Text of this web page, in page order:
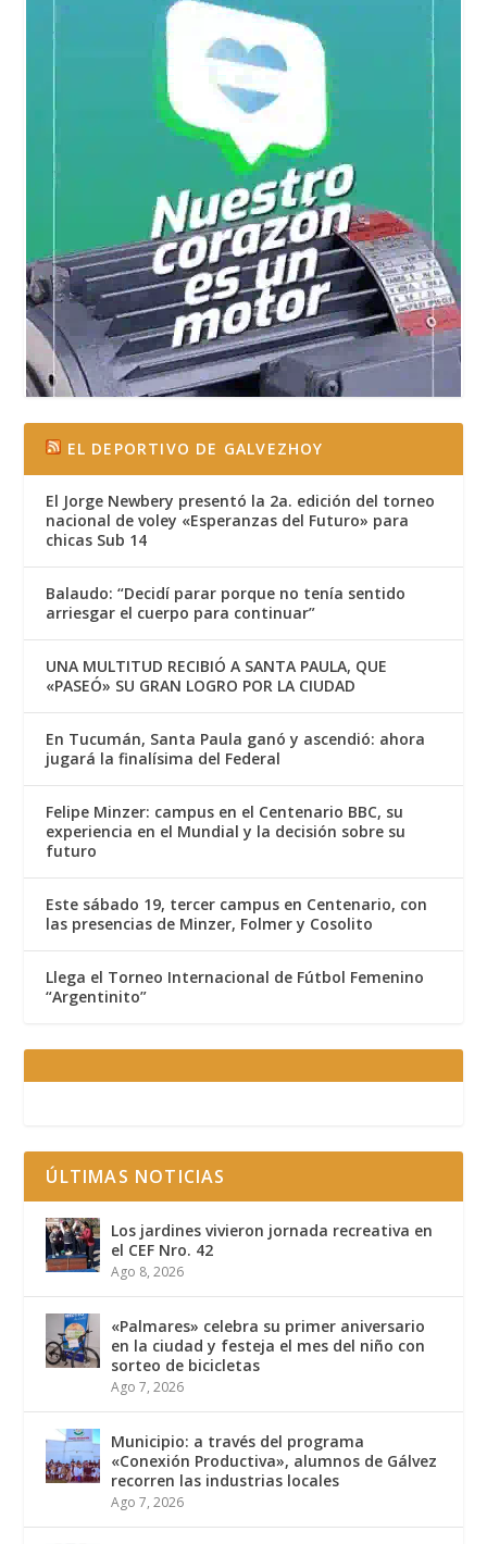
EL DEPORTIVO DE GALVEZHOY
El Jorge Newbery presentó la 2a. edición del torneo
nacional de voley «Esperanzas del Futuro» para
chicas Sub 14
Balaudo: “Decidí parar porque no tenía sentido
arriesgar el cuerpo para continuar”
UNA MULTITUD RECIBIÓ A SANTA PAULA, QUE
«PASEÓ» SU GRAN LOGRO POR LA CIUDAD
En Tucumán, Santa Paula ganó y ascendió: ahora
jugará la finalísima del Federal
Felipe Minzer: campus en el Centenario BBC, su
experiencia en el Mundial y la decisión sobre su
futuro
Este sábado 19, tercer campus en Centenario, con
las presencias de Minzer, Folmer y Cosolito
Llega el Torneo Internacional de Fútbol Femenino
“Argentinito”
ÚLTIMAS NOTICIAS
Los jardines vivieron jornada recreativa en
el CEF Nro. 42
Ago 8, 2026
«Palmares» celebra su primer aniversario
en la ciudad y festeja el mes del niño con
sorteo de bicicletas
Ago 7, 2026
Municipio: a través del programa
«Conexión Productiva», alumnos de Gálvez
recorren las industrias locales
Ago 7, 2026